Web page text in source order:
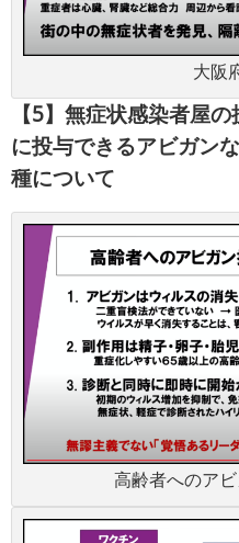
大阪
【5】無症状感染者屋
に投与できるアビガン
種について
高齢者へのア